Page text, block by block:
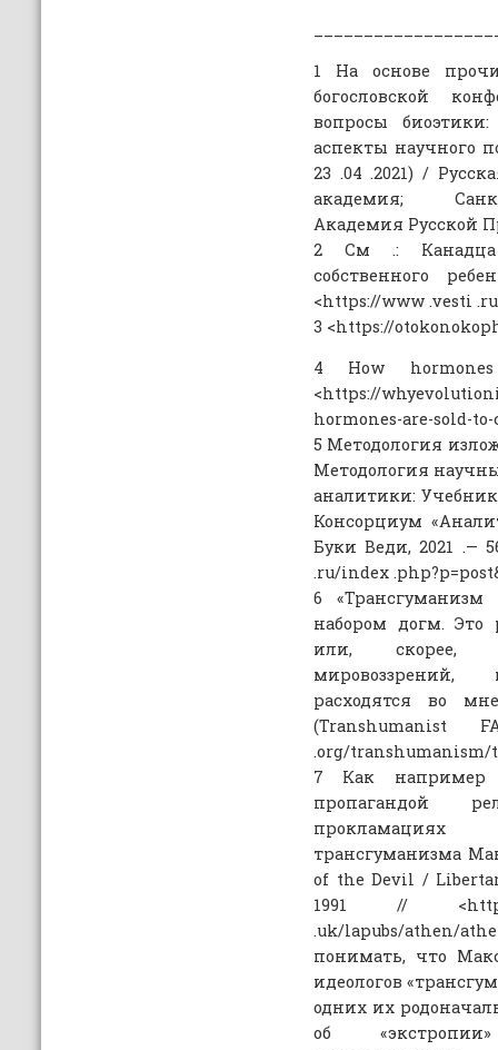
1 На основе
богословской
вопросы
аспекты научного
23 .04 .2021) /
академия;
Академия Русской
2 См .: Канадца
собственного
<https://www .vesti
3 <https://
4 How
<https://
hormones-are-sold-to-
5 Методология
Методология
аналитики: Учебник
Консорциум
Буки Веди, 2021 .—
.ru/index
6
набором догм. Это
или, скорее,
мировоззрений,
расходятся во
(Transhumanist
.org/transhumanism/
7 Как
пропагандой
трансгуманизма
of the Devil /
1991 //
.uk/lapubs/athen/
понимать, что
идеологов
одних их
об